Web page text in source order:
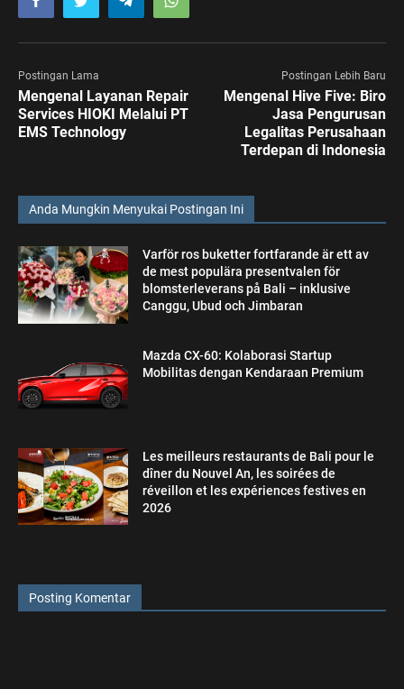
Postingan Lama
Mengenal Layanan Repair
Services HIOKI Melalui PT
EMS Technology
Postingan Lebih Baru
Mengenal Hive Five: Biro
Jasa Pengurusan
Legalitas Perusahaan
Terdepan di Indonesia
Anda Mungkin Menyukai Postingan Ini
Varför ros buketter fortfarande är ett av
de mest populära presentvalen för
blomsterleverans på Bali – inklusive
Canggu, Ubud och Jimbaran
Mazda CX-60: Kolaborasi Startup
Mobilitas dengan Kendaraan Premium
Les meilleurs restaurants de Bali pour le
dîner du Nouvel An, les soirées de
réveillon et les expériences festives en
2026
Posting Komentar